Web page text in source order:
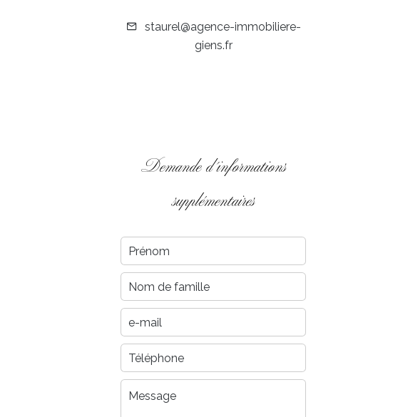
staurel@agence-immobiliere-
giens.fr
Demande d'informations
supplémentaires